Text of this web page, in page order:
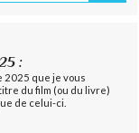
:
2025 que je vous
du film (ou du livre)
de celui-ci.